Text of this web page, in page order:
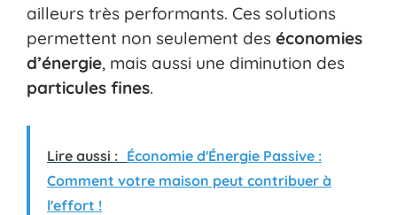
ailleurs très performants. Ces solutions
permettent non seulement des économies
d’énergie, mais aussi une diminution des
particules fines.
Lire aussi : Économie d'Énergie Passive :
Comment votre maison peut contribuer à
l'effort !